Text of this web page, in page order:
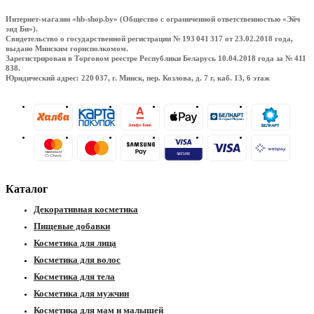
Интернет-магазин «hb-shop.by» (Общество с ограниченной ответственностью «Эйч
энд Би»).
Свидетельство о государственной регистрации № 193 041 317 от 23.02.2018 года,
выдано Минским горисполкомом.
Зарегистрирован в Торговом реестре Республики Беларусь 10.04.2018 года за № 411
838.
Юридический адрес: 220 037, г. Минск, пер. Козлова, д. 7 г, каб. 13, 6 этаж
Каталог
Декоративная косметика
Пищевые добавки
Косметика для лица
Косметика для волос
Косметика для тела
Косметика для мужчин
Косметика для мам и малышей